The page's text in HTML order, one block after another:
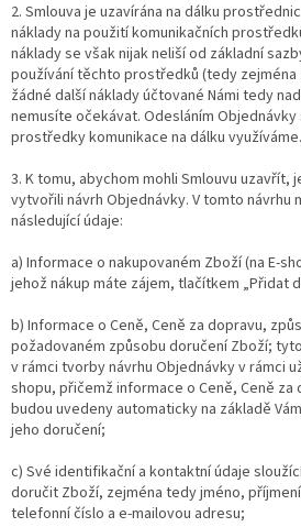
2. Smlouva je uzavírána na dálku
náklady na použití komunikačních
náklady se však nijak neliší od základní
používání těchto prostředků (tedy
žádné další náklady účtované Námi tedy
nemusíte očekávat. Odesláním
prostředky komunikace na dálku využíváme.
3. K tomu, abychom mohli Smlouvu uzavřít,
vytvořili návrh Objednávky. V tomto návrhu
následující údaje:
a) Informace o nakupovaném Zboží (na E-
jehož nákup máte zájem, tlačítkem „Přidat
b) Informace o Ceně, Ceně za dopravu,
požadovaném způsobu doručení Zboží;
v rámci tvorby návrhu Objednávky v rámci
shopu, přičemž informace o Ceně, Ceně za
budou uvedeny automaticky na základě
jeho doručení;
c) Své identifikační a kontaktní údaje
doručit Zboží, zejména tedy jméno,
telefonní číslo a e-mailovou adresu;